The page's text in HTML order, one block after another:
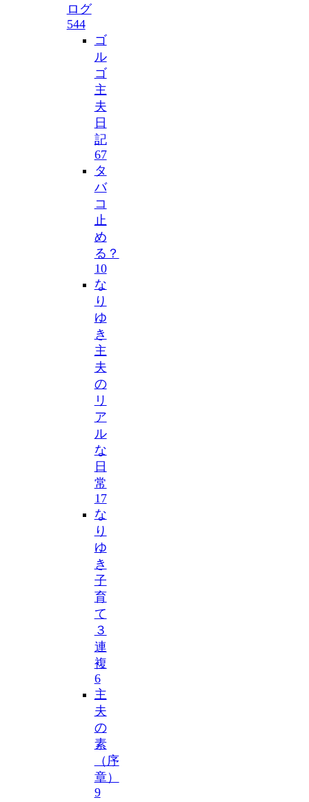
ログ
544
ゴ
ル
ゴ
主
夫
日
記
67
タ
バ
コ
止
め
る？
10
な
り
ゆ
き
主
夫
の
リ
ア
ル
な
日
常
17
な
り
ゆ
き
子
育
て
３
連
複
6
主
夫
の
素
（序
章）
9